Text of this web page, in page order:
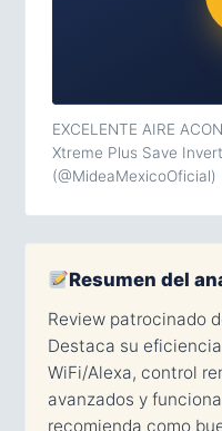
EXCELENTE AIRE
Xtreme Plus Save
(@MideaMexicoOficial)
Resumen del
Review patrocinado
Destaca su
WiFi/Alexa, control
avanzados y
recomienda como